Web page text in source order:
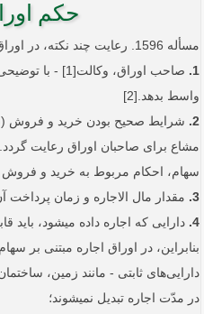
حکم
مسأله 1596. رعایت چند نکته، در اوراق اجاره لازم است:
1.
صاحب اوراق،
واسط بدهد.[2]
2. شرایط صحیح بودن خرید و فروش
مشاع برای صاحبان اوراق رعایت گردد.
سهام، احکام مربوط به خرید و
3. مقدار مال الاجاره و زمان پرداخت
4. دارایی که اجاره داده می­شود، باید
بنابراین، در اوراق اجاره مبتنی بر
دارایی‌های ثابتی - مانند زمین،
در مدّت اجاره تبدیل نمی­شوند؛